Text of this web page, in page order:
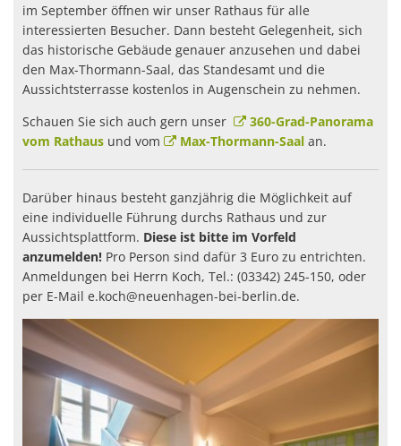
im September öffnen wir unser Rathaus für alle
interessierten Besucher. Dann besteht Gelegenheit, sich
das historische Gebäude genauer anzusehen und dabei
den Max-Thormann-Saal, das Standesamt und die
Aussichtsterrasse kostenlos in Augenschein zu nehmen.
Schauen Sie sich auch gern unser
360-Grad-Panorama
vom Rathaus und vom Max-Thormann-Saal an.
Darüber hinaus besteht ganzjährig die Möglichkeit auf
eine individuelle Führung durchs Rathaus und zur
Aussichtsplattform. Diese ist bitte im Vorfeld
anzumelden! Pro Person sind dafür 3 Euro zu entrichten.
Anmeldungen bei Herrn Koch, Tel.: (03342) 245-150, oder
per E-Mail e.koch@neuenhagen-bei-berlin.de.